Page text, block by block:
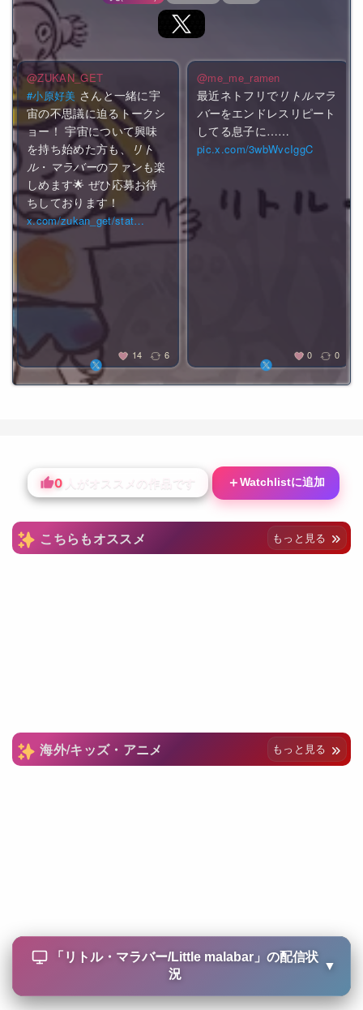
@ZUKAN_GET
#小原好美 さんと一緒に宇
宙の不思議に迫るトークシ
ョー！ 宇宙について興味
を持ち始めた方も、 リト
ル・ マラバーのファンも楽
しめます🌟 ぜひ応募お待
ちしております！
x.com/zukan_get/stat…
14 6
@me_me_ramen
最近ネトフリで リトルマラ
バーをエンドレスリピート
してる息子に……
pic.x.com/3wbWvcIggC
0 0
0 人がオススメの作品です ＋Watchlistに追加
こちらもオススメ もっと見る
海外/キッズ・アニメ もっと見る
「 リトル・マラバー/Little malabar」の配信状
況
▼